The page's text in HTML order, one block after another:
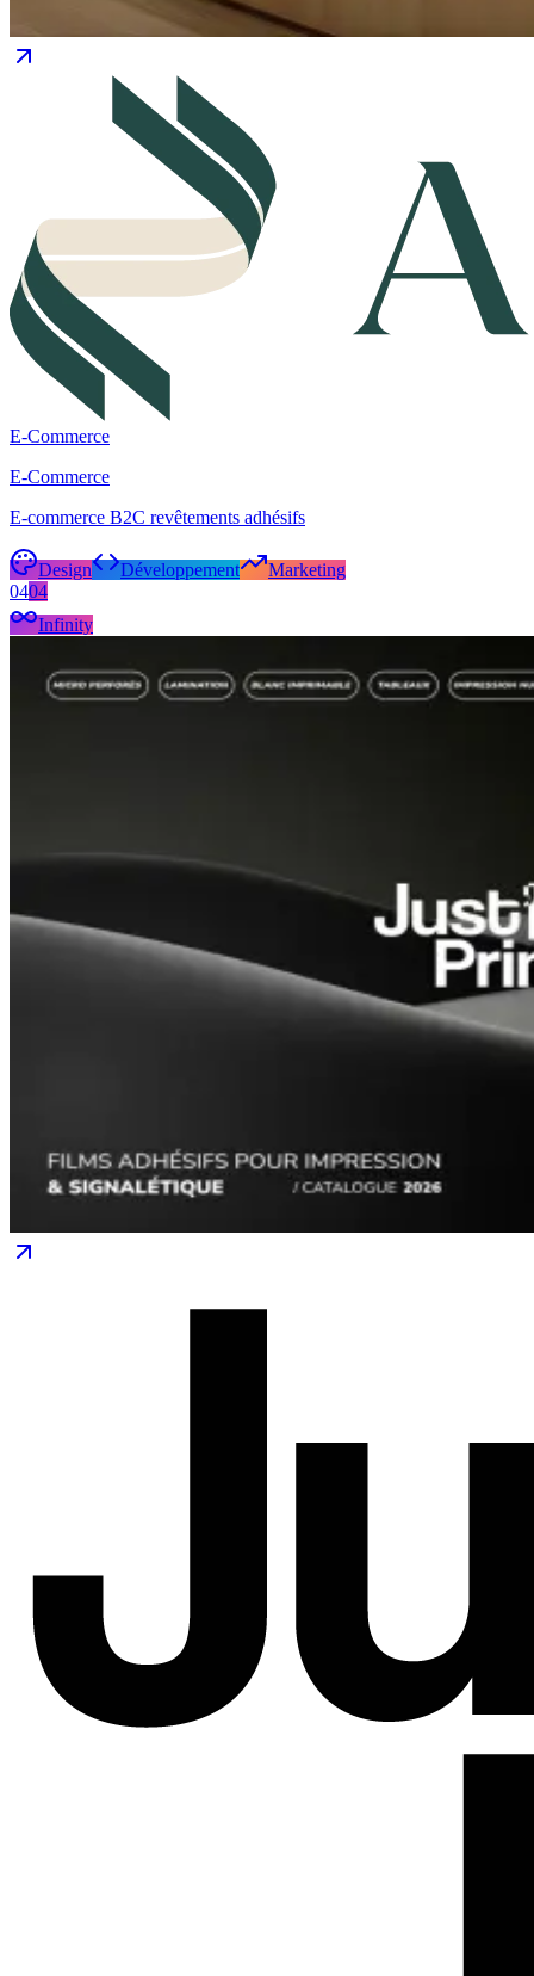
E-Commerce
E-Commerce
E-commerce B2C revêtements adhésifs
Design Développement
Marketing
0404
Infinity